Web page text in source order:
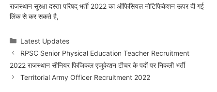
राजस्थान सुरक्षा दस्ता परिषद् भर्ती 2022 का ऑफिसियल नोटिफिकेशन ऊपर दी गई
लिंक से कर सकते है,
Categories
Latest Updates
RPSC Senior Physical Education Teacher Recruitment
2022 राजस्थान सीनियर फिजिकल एजुकेशन टीचर के पदों पर निकली भर्ती
Territorial Army Officer Recruitment 2022